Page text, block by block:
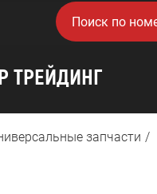
запчасти